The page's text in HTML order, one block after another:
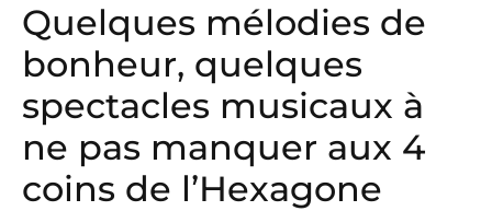
Quelques mélodies de
bonheur, quelques
spectacles musicaux à
ne pas manquer aux 4
coins de l’Hexagone